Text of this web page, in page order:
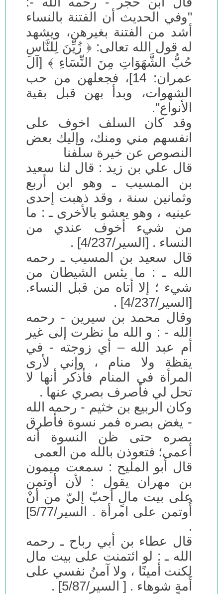
"وفي الحديث أن الفتنة بالنساء
أشد من الفتنة بغيرهن، ويشهد
له قول الله تعالى: ﴿ زُيِّنَ لِلنَّاسِ
حُبُّ الشَّهَوَاتِ مِنَ النِّسَاءِ ﴾ [آل
عمران: 14]، فجعلهن من حب
الشهوات، وبدأ بهن قبل بقية
الأنواع".
وقد كان السلف اخوف على
انفسهم مني ومنك، وإليك بعض
النصوص عن خيرة سلفنا
قال علي بن زيد : قال لنا سعيد
بن المسيب ـ وهو ابن أربع
وثمانين سنة ، وقد ذهبت إحدى
عينيه ، وهو يعشو بالأخرى ـ : ما
من شيء أخوف عندي من
النساء . [السير/4/237] .
قال سعيد بن المسيب ـ رحمه
الله ـ : ما يئس الشيطان من
شيء ؛ إلا أتاه من قبل النساء.
[السير/4/237] .
وقال محمد بن سيرين - رحمه
الله - : و الله ما نظرت إلى غير
أم عبد الله – أي زوجته - في
يقظة ولا منام ، وإني لأرى
المرأة في المنام فأذكر أنها لا
تحل لي فأصرف بصري عنها .
وكان الربيع بن خثيم - رحمه الله
- يغض بصره فمر نسوة فأطرق
بصره حتى ظن النسوة أنه
أعمى؛ فتعوذن بالله من العمى
قال أبو المليح : سمعت ميمون
بن مهران يقول : لأن أوتمن
على بيت مالٍ أحبّ إليّ من أنْ
أُوتمن على امرأة . السير/5/77]
.
قال عطاء بن أبي رباح ـ رحمه
الله ـ : لو ائتمنت على بيت مال
لكنت أمينًا ، ولا آمنُ نفسي على
أَمةٍ شوهاء . [ السير/5/87] .